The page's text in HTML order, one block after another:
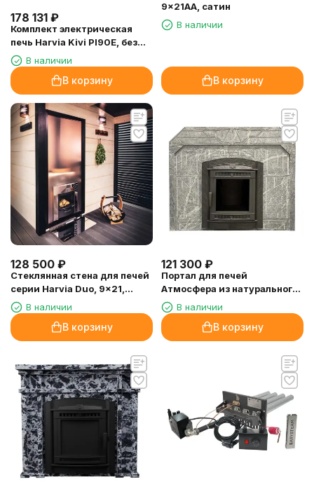
178 131 ₽
Комплект электрическая
печь Harvia Kivi PI90E, без
пульта + монтажный фланец
HPI1 + защитное ограждение
SASPI231
В наличии
В корзину
9×21АА, сатин
В наличии
В корзину
128 500 ₽
Стеклянная стена для печей
серии Harvia Duo, 9x21,
сатин, черная алюминиевая
рама
В наличии
В корзину
121 300 ₽
Портал для печей
Атмосфера из натурального
камня (талькохлорит узор
№7)
В наличии
В корзину